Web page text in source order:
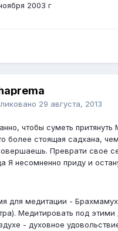
2003 г
29 августа, 2013
чтобы суметь
более стоящая садхана,
Преврати свое
Я несомненно приду и
для медитации -
Медитировать под
- духовное